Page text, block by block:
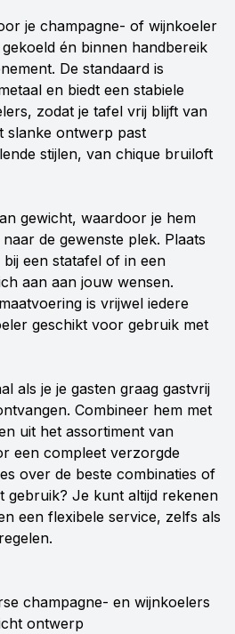
je champagne- of wijnkoeler
én binnen handbereik
De standaard is
en biedt een stabiele
zodat je tafel vrij blijft van
slanke ontwerp past
stijlen, van chique bruiloft
gewicht, waardoor je hem
de gewenste plek. Plaats
een statafel of in een
aan aan jouw wensen.
is vrijwel iedere
geschikt voor gebruik met
als je je gasten graag gastvrij
Combineer hem met
uit het assortiment van
een compleet verzorgde
over de beste combinaties of
gebruik? Je kunt altijd rekenen
een flexibele service, zelfs als
champagne- en wijnkoelers
ontwerp